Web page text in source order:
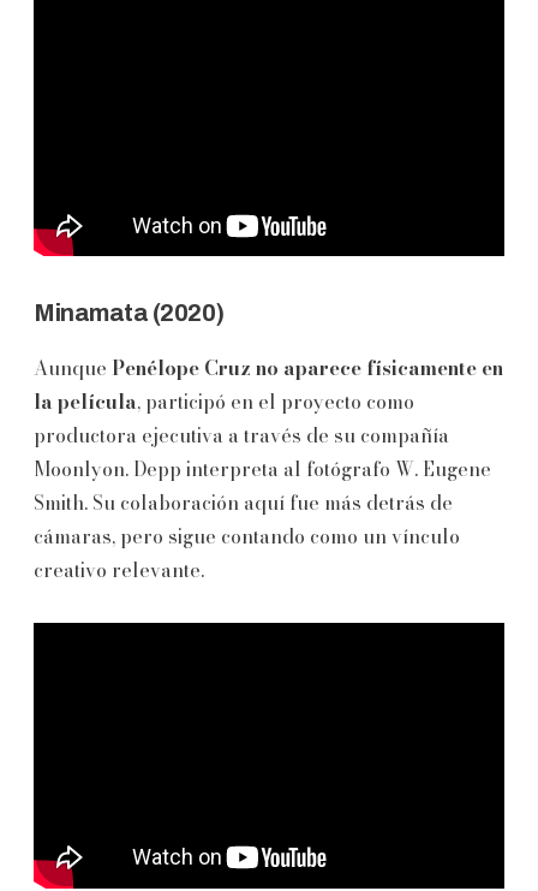
Minamata (2020)
Aunque Penélope Cruz no aparece físicamente en
la película, participó en el proyecto como
productora ejecutiva a través de su compañía
Moonlyon. Depp interpreta al fotógrafo W. Eugene
Smith. Su colaboración aquí fue más detrás de
cámaras, pero sigue contando como un vínculo
creativo relevante.